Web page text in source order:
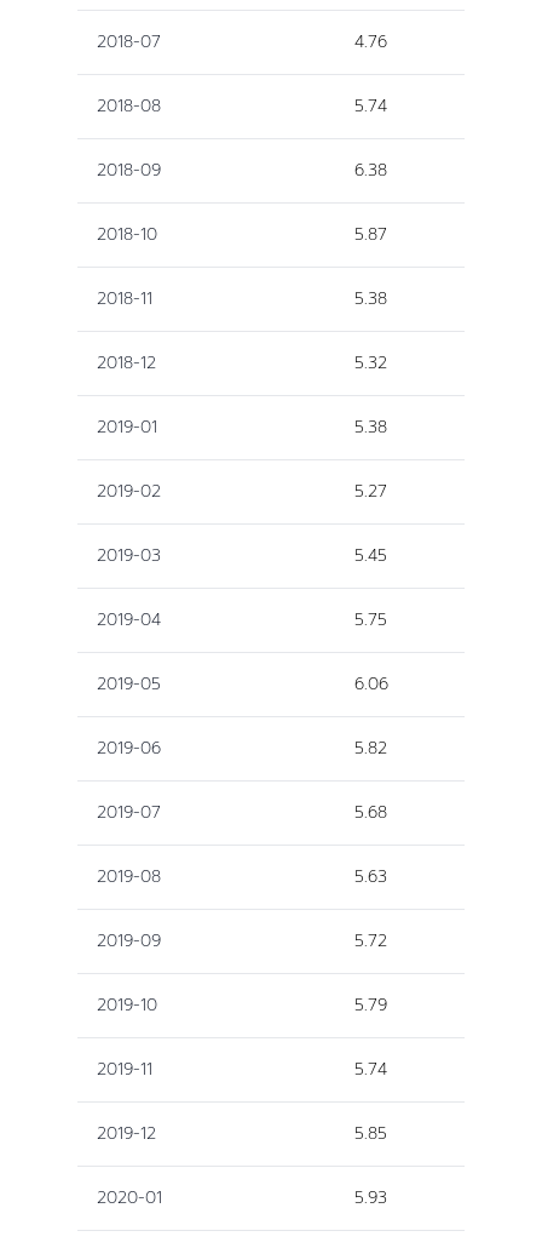
2018-07 4.76
2018-08 5.74
2018-09 6.38
2018-10 5.87
2018-11 5.38
2018-12 5.32
2019-01 5.38
2019-02 5.27
2019-03 5.45
2019-04 5.75
2019-05 6.06
2019-06 5.82
2019-07 5.68
2019-08 5.63
2019-09 5.72
2019-10 5.79
2019-11 5.74
2019-12 5.85
2020-01 5.93